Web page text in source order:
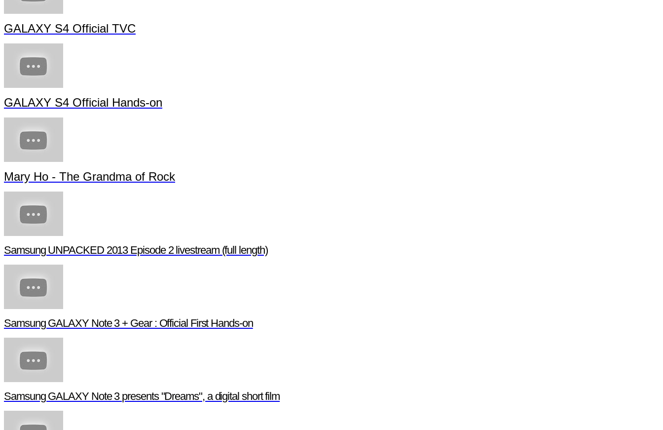
GALAXY S4 Official TVC
GALAXY S4 Official Hands-on
Mary Ho - The Grandma of Rock
Samsung UNPACKED 2013 Episode 2 livestream (full length)
Samsung GALAXY Note 3 + Gear : Official First Hands-on
Samsung GALAXY Note 3 presents "Dreams", a digital short film